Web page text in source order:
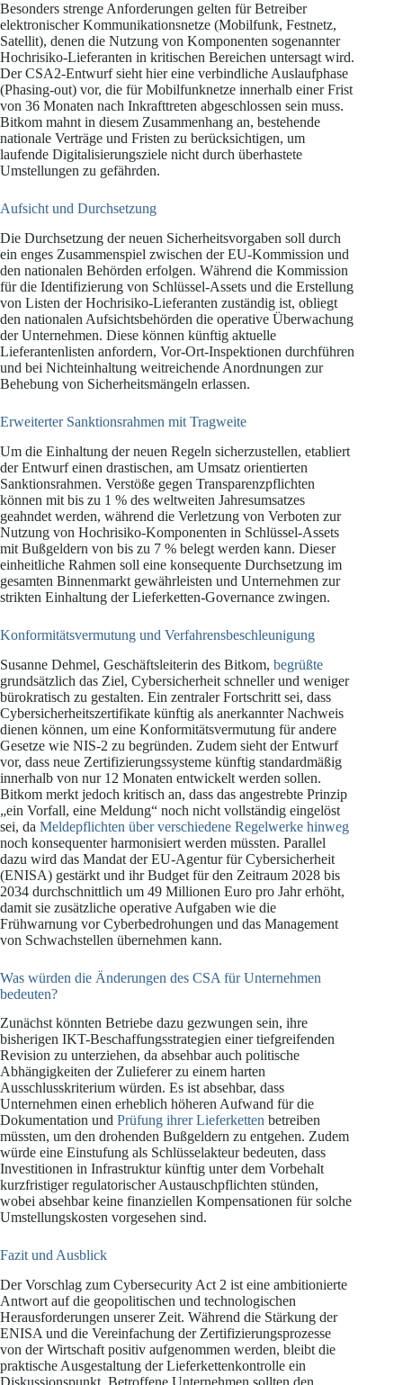
Besonders strenge Anforderungen gelten für Betreiber
elektronischer Kommunikationsnetze (Mobilfunk, Festnetz,
Satellit), denen die Nutzung von Komponenten sogenannter
Hochrisiko-Lieferanten in kritischen Bereichen untersagt wird.
Der CSA2-Entwurf sieht hier eine verbindliche Auslaufphase
(Phasing-out) vor, die für Mobilfunknetze innerhalb einer Frist
von 36 Monaten nach Inkrafttreten abgeschlossen sein muss.
Bitkom mahnt in diesem Zusammenhang an, bestehende
nationale Verträge und Fristen zu berücksichtigen, um
laufende Digitalisierungsziele nicht durch überhastete
Umstellungen zu gefährden.
Aufsicht und Durchsetzung
Die Durchsetzung der neuen Sicherheitsvorgaben soll durch
ein enges Zusammenspiel zwischen der EU-Kommission und
den nationalen Behörden erfolgen. Während die Kommission
für die Identifizierung von Schlüssel-Assets und die Erstellung
von Listen der Hochrisiko-Lieferanten zuständig ist, obliegt
den nationalen Aufsichtsbehörden die operative Überwachung
der Unternehmen. Diese können künftig aktuelle
Lieferantenlisten anfordern, Vor-Ort-Inspektionen durchführen
und bei Nichteinhaltung weitreichende Anordnungen zur
Behebung von Sicherheitsmängeln erlassen.
Erweiterter Sanktionsrahmen mit Tragweite
Um die Einhaltung der neuen Regeln sicherzustellen, etabliert
der Entwurf einen drastischen, am Umsatz orientierten
Sanktionsrahmen. Verstöße gegen Transparenzpflichten
können mit bis zu 1 % des weltweiten Jahresumsatzes
geahndet werden, während die Verletzung von Verboten zur
Nutzung von Hochrisiko-Komponenten in Schlüssel-Assets
mit Bußgeldern von bis zu 7 % belegt werden kann. Dieser
einheitliche Rahmen soll eine konsequente Durchsetzung im
gesamten Binnenmarkt gewährleisten und Unternehmen zur
strikten Einhaltung der Lieferketten-Governance zwingen.
Konformitätsvermutung und Verfahrensbeschleunigung
Susanne Dehmel, Geschäftsleiterin des Bitkom, begrüßte
grundsätzlich das Ziel, Cybersicherheit schneller und weniger
bürokratisch zu gestalten. Ein zentraler Fortschritt sei, dass
Cybersicherheitszertifikate künftig als anerkannter Nachweis
dienen können, um eine Konformitätsvermutung für andere
Gesetze wie NIS-2 zu begründen. Zudem sieht der Entwurf
vor, dass neue Zertifizierungssysteme künftig standardmäßig
innerhalb von nur 12 Monaten entwickelt werden sollen.
Bitkom merkt jedoch kritisch an, dass das angestrebte Prinzip
„ein Vorfall, eine Meldung“ noch nicht vollständig eingelöst
sei, da Meldepflichten über verschiedene Regelwerke hinweg
noch konsequenter harmonisiert werden müssten. Parallel
dazu wird das Mandat der EU-Agentur für Cybersicherheit
(ENISA) gestärkt und ihr Budget für den Zeitraum 2028 bis
2034 durchschnittlich um 49 Millionen Euro pro Jahr erhöht,
damit sie zusätzliche operative Aufgaben wie die
Frühwarnung vor Cyberbedrohungen und das Management
von Schwachstellen übernehmen kann.
Was würden die Änderungen des CSA für Unternehmen
bedeuten?
Zunächst könnten Betriebe dazu gezwungen sein, ihre
bisherigen IKT-Beschaffungsstrategien einer tiefgreifenden
Revision zu unterziehen, da absehbar auch politische
Abhängigkeiten der Zulieferer zu einem harten
Ausschlusskriterium würden. Es ist absehbar, dass
Unternehmen einen erheblich höheren Aufwand für die
Dokumentation und Prüfung ihrer Lieferketten betreiben
müssten, um den drohenden Bußgeldern zu entgehen. Zudem
würde eine Einstufung als Schlüsselakteur bedeuten, dass
Investitionen in Infrastruktur künftig unter dem Vorbehalt
kurzfristiger regulatorischer Austauschpflichten stünden,
wobei absehbar keine finanziellen Kompensationen für solche
Umstellungskosten vorgesehen sind.
Fazit und Ausblick
Der Vorschlag zum Cybersecurity Act 2 ist eine ambitionierte
Antwort auf die geopolitischen und technologischen
Herausforderungen unserer Zeit. Während die Stärkung der
ENISA und die Vereinfachung der Zertifizierungsprozesse
von der Wirtschaft positiv aufgenommen werden, bleibt die
praktische Ausgestaltung der Lieferkettenkontrolle ein